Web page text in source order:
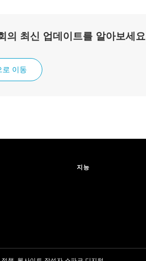
의 최신 업데이트를 알아보세요
로 이동
지능